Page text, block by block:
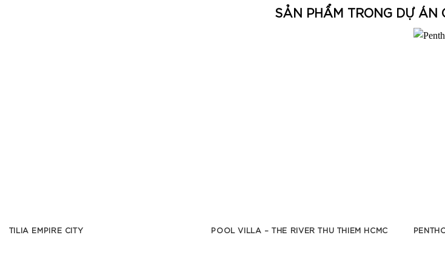
SẢN PHẨM TRONG DỰ ÁN
TILIA EMPIRE CITY POOL VILLA – THE RIVER THU THIEM HCMC